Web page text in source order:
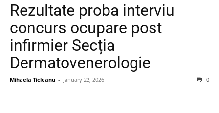
Rezultate proba interviu
concurs ocupare post
infirmier Secția
Dermatovenerologie
Mihaela Ticleanu - January 22, 2026 0